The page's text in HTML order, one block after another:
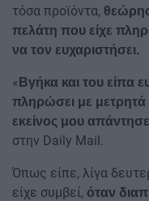
τόσα προϊόντα,
πελάτη που είχε
να τον ευχαριστήσει.
« Βγήκα και του είπα
πληρώσει με
εκείνος μου
στην Daily Mail.
Όπως είπε, λίγα
είχε συμβεί, όταν